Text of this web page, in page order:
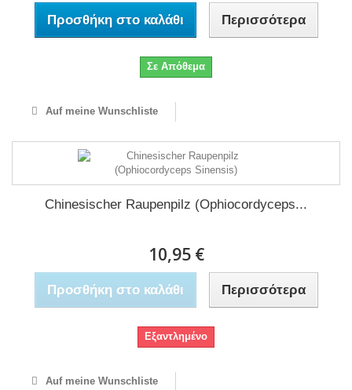
Προσθήκη στο καλάθι Περισσότερα
Σε Απόθεμα
Auf meine Wunschliste
Chinesischer Raupenpilz (Ophiocordyceps...
10,95 €
Προσθήκη στο καλάθι Περισσότερα
Εξαντλημένο
Auf meine Wunschliste